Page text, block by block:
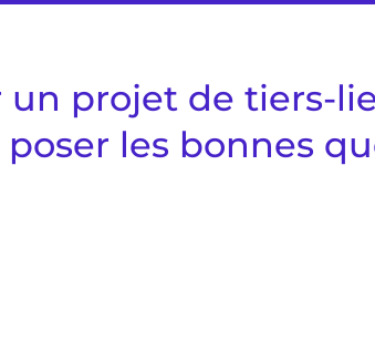
projet de tiers-
les bonnes